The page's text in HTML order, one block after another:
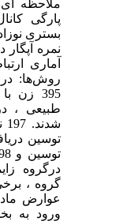
ملاحظه ای
پارگی
بستری
نمره آپگار
روش‌ها: در
395 زن
طبیعی ،
توسین
درگروه
گروه ،
عوارض
ورود به